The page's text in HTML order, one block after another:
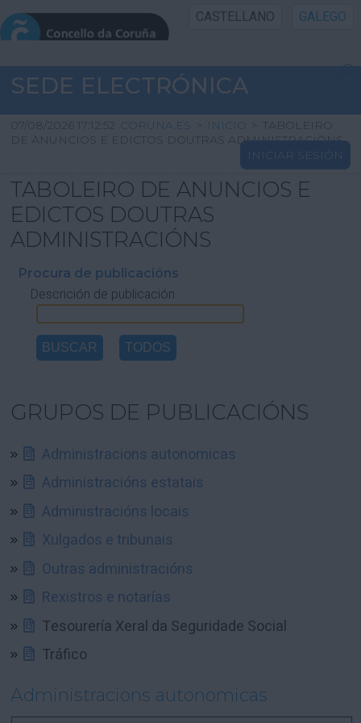
CASTELLANO GALEGO
INICIO SEDE
INICIO
INFORMACIÓN PÚBLICA
CARTAFOL CIDADÁN
UTILIDADES
AXUDA
SEDE ELECTRÓNICA
07/08/2026 17:12:52 CORUNA.ES > INICIO > TABOLEIRO
DE ANUNCIOS E EDICTOS DOUTRAS ADMINISTRACIÓNS
INICIAR SESIÓN
TABOLEIRO DE ANUNCIOS E
EDICTOS DOUTRAS
ADMINISTRACIÓNS
Procura de publicacións
Descrición de publicación
GRUPOS DE PUBLICACIÓNS
Administracions autonomicas
Administracións estatais
Administracións locais
Xulgados e tribunais
Outras administracións
Rexistros e notarías
Tesourería Xeral da Seguridade Social
Tráfico
Administracions autonomicas